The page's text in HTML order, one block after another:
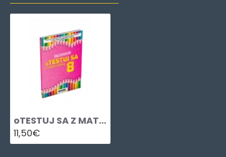
oTESTUJ SA Z MATEMATIKY 8
11,50€